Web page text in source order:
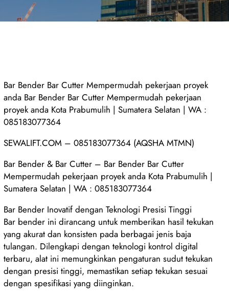
Bar Bender Bar Cutter Mempermudah pekerjaan proyek
anda Bar Bender Bar Cutter Mempermudah pekerjaan
proyek anda Kota Prabumulih | Sumatera Selatan | WA :
085183077364
SEWALIFT.COM – 085183077364 (AQSHA MTMN)
Bar Bender & Bar Cutter – Bar Bender Bar Cutter
Mempermudah pekerjaan proyek anda Kota Prabumulih |
Sumatera Selatan | WA : 085183077364
Bar Bender Inovatif dengan Teknologi Presisi Tinggi
Bar bender ini dirancang untuk memberikan hasil tekukan
yang akurat dan konsisten pada berbagai jenis baja
tulangan. Dilengkapi dengan teknologi kontrol digital
terbaru, alat ini memungkinkan pengaturan sudut tekukan
dengan presisi tinggi, memastikan setiap tekukan sesuai
dengan spesifikasi yang diinginkan.